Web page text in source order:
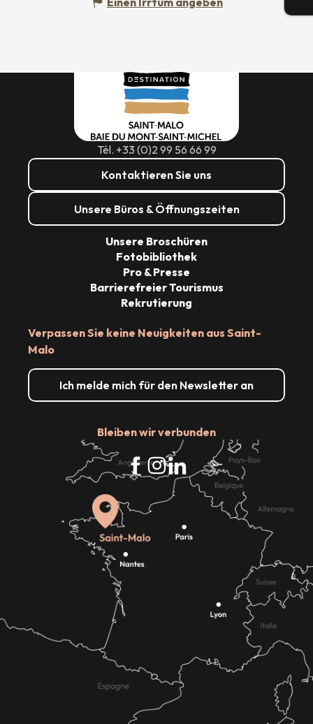
Tél. +33 (0)2 99 56 66 99
Kontaktieren Sie uns
Unsere Büros & Öffnungszeiten
Verpassen Sie keine Neuigkeiten aus Saint-
Malo
Ich melde mich für den Newsletter an
Bleiben wir verbunden
Unsere Broschüren
Fotobibliothek
Pro & Presse
Barrierefreier Tourismus
Rekrutierung